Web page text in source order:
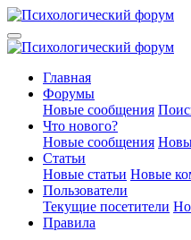
Главная
Форумы
Новые сообщения
Что нового?
Новые сообщения
Статьи
Новые статьи Новые
Пользователи
Текущие посетители
Правила